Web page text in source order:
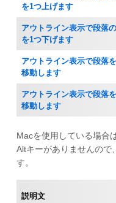
を1つ上げます
アウトライン表示で段落
を1つ下げます
アウトライン表示で段落
移動します
アウトライン表示で段落
移動します
Macを使用している場合
Altキーがありませんので
す。
説明文